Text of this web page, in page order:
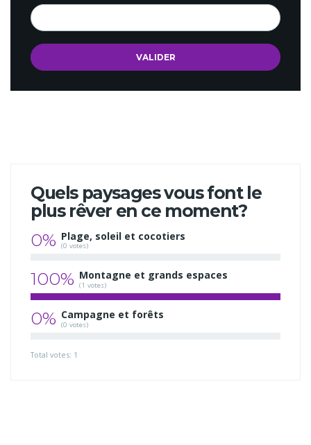
Quels paysages vous font le
plus rêver en ce moment?
0% Plage, soleil et cocotiers
(0 votes)
100% Montagne et grands espaces
(1 votes)
0% Campagne et forêts
(0 votes)
Total votes: 1